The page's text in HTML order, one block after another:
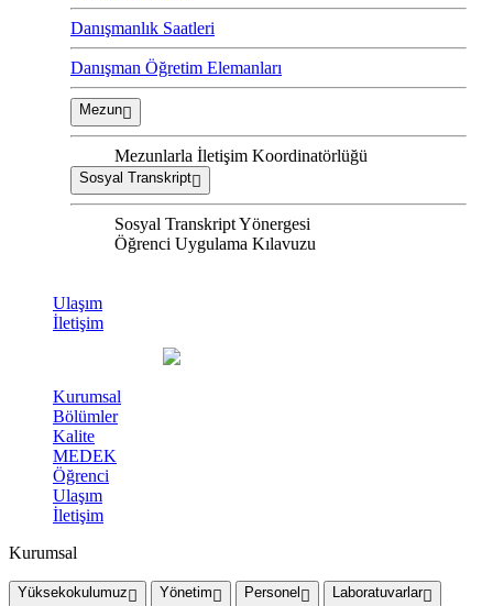
Danışmanlık Saatleri
Danışman Öğretim Elemanları
Mezun
Mezunlarla İletişim Koordinatörlüğü
Sosyal Transkript
Sosyal Transkript Yönergesi
Öğrenci Uygulama Kılavuzu
Ulaşım
İletişim
Kurumsal
Bölümler
Kalite
MEDEK
Öğrenci
Ulaşım
İletişim
Kurumsal
Yüksekokulumuz Yönetim Personel
Laboratuvarlar